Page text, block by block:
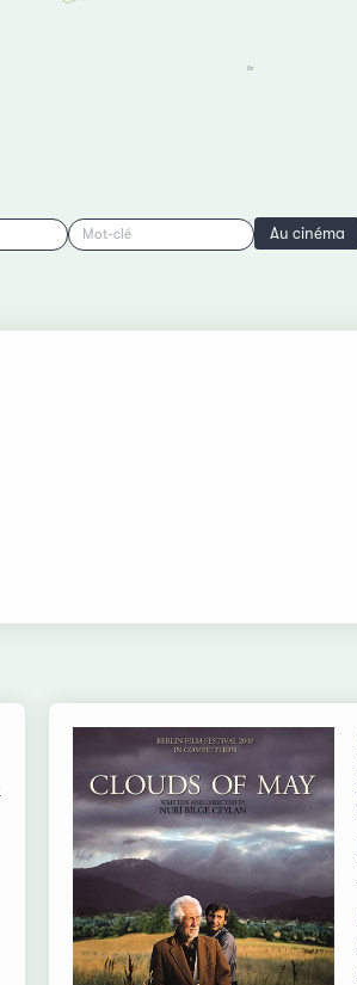
Mot-clé Au cinéma